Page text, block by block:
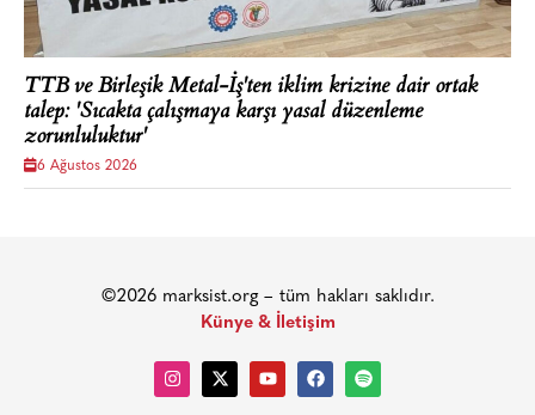
TTB ve Birleşik Metal-İş'ten iklim krizine dair ortak
talep: 'Sıcakta çalışmaya karşı yasal düzenleme
zorunluluktur'
6 Ağustos 2026
©2026 marksist.org – tüm hakları saklıdır.
Künye & İletişim